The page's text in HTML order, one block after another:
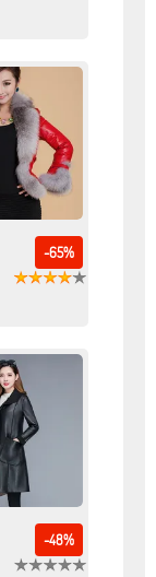
-65%
-48%